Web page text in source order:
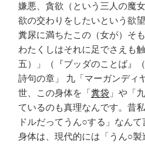
嫌悪、貪欲（という三人の魔
欲の交わりをしたいという欲
糞尿に満ちたこの（女が）そ
わたくしはそれに足でさえも
五）」（『ブッダのことば』
詩句の章」 九「マーガンディ
世、この身体を「糞袋 」や「
ているのも真理なんです。昔
ドルだってうん○する」なん
身体は、現代的には「うん○